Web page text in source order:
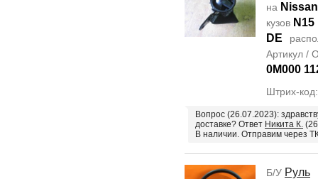
на
кузов N15
DE
Артикул /
0M000
Штрих-
Вопрос (26.07.2023):
доставке? Ответ Никита К.
В наличии. Отправим через
Б/У Руль